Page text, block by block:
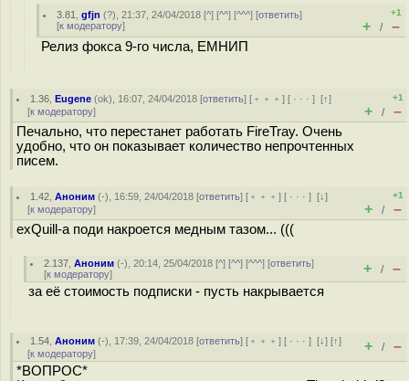
3.81 ,gfjn (?), 21:37, 24/04/2018 [^] [^^] [^^^] [ответить]
[к модератору]
+1
+ / –
Релиз фокса 9-го числа, ЕМНИП
1.36 ,Eugene (ok), 16:07, 24/04/2018 [ответить] [ ﹢﹢﹢] [ · · ·][↑]
[к модератору]
+1
+ / –
Печально, что перестанет работать FireTray. Очень
удобно, что он показывает количество непрочтенных
писем.
1.42 ,Аноним (-), 16:59, 24/04/2018 [ответить] [ ﹢﹢﹢] [ · · ·][↓]
[к модератору]
+1
+ / –
exQuill-а поди накроется медным тазом... (((
2.137 ,Аноним (-), 20:14, 25/04/2018 [^] [^^] [^^^] [ответить]
[к модератору] + / –
за её стоимость подписки - пусть накрывается
1.54 ,Аноним (-), 17:39, 24/04/2018 [ответить] [ ﹢﹢﹢] [ · · ·][↓] [↑]
[к модератору] + / –
*ВОПРОС*